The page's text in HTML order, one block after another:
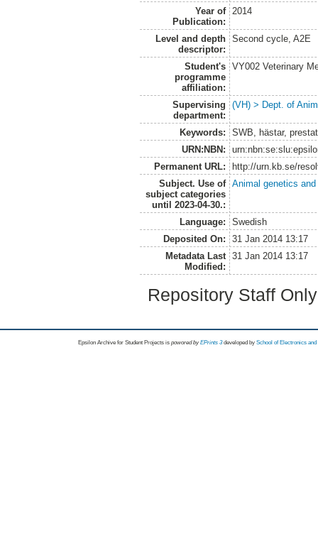
Year of
Publication:
2014
Level and depth
descriptor:
Second cycle, A2E
Student's
programme
affiliation:
VY002 Veterinary
Supervising
department:
(VH) > Dept. of
Keywords:
SWB, hästar,
URN:NBN:
Permanent URL:
http://urn.kb.se/
Subject. Use of
subject categories
until 2023-04-30.:
Animal genetics and
Language:
Swedish
Deposited On:
31 Jan 2014 13:17
Metadata Last
Modified:
31 Jan 2014 13:17
Repository Staff
Epsilon Archive for Student Projects is powored byEPrints 3 developed by School of Electronics